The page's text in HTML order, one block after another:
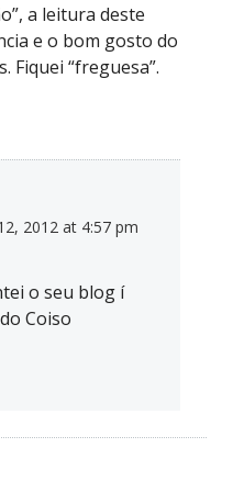
a leitura deste
e o bom gosto do
Fiquei “freguesa”.
2012 at 4:57 pm
o seu blog í
Coiso